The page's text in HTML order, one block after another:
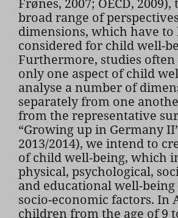
Frønes, 2007; OECD, 2009),
broad range of
dimensions, which have to
considered for child well-
Furthermore, studies often
only one aspect of child
analyse a number of
separately from one
from the representative
“Growing up in Germany
2013/2014), we intend to
of child well-being, which
physical, psychological,
and educational well-being
socio-economic factors. In
children from the age of 9